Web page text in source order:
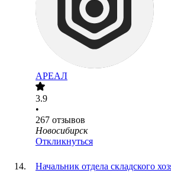
АРЕАЛ
3.9
•
267 отзывов
Новосибирск
Откликнуться
Начальник отдела складского